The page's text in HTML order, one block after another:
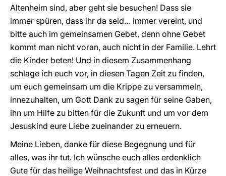
Altenheim sind, aber geht sie besuchen! Dass sie
immer spüren, dass ihr da seid… Immer vereint, und
bitte auch im gemeinsamen Gebet, denn ohne Gebet
kommt man nicht voran, auch nicht in der Familie. Lehrt
die Kinder beten! Und in diesem Zusammenhang
schlage ich euch vor, in diesen Tagen Zeit zu finden,
um euch gemeinsam um die Krippe zu versammeln,
innezuhalten, um Gott Dank zu sagen für seine Gaben,
ihn um Hilfe zu bitten für die Zukunft und um vor dem
Jesuskind eure Liebe zueinander zu erneuern.
Meine Lieben, danke für diese Begegnung und für
alles, was ihr tut. Ich wünsche euch alles erdenklich
Gute für das heilige Weihnachtsfest und das in Kürze